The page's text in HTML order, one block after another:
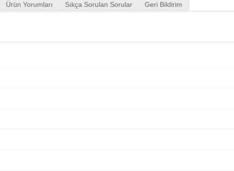
Ürün Yorumları Sıkça Sorulan Sorular Geri Bildirim